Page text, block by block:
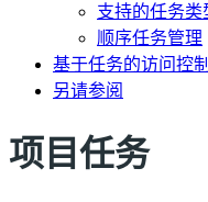
支持的任务类
顺序任务管理
基于任务的访问控制
另请参阅
项目任务